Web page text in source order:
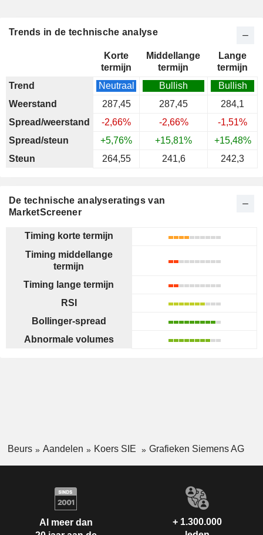
Trends in de technische analyse
Korte
termijn
Middellange
termijn
Lange
termijn
Trend
Neutraal Bullish
Bullish
Weerstand
287,45 287,45
284,1
Spread/weerstand
-2,66% -2,66%
-1,51%
Spread/steun
+5,76% +15,81%
+15,48%
Steun
264,55 241,6 242,3
De technische analyseratings van
MarketScreener
Timing korte termijn
Timing middellange
termijn
Timing lange termijn
RSI
Bollinger-spread
Abnormale volumes
Beurs Aandelen Koers SIE Grafieken Siemens AG
Al meer dan
+ 1.300.000